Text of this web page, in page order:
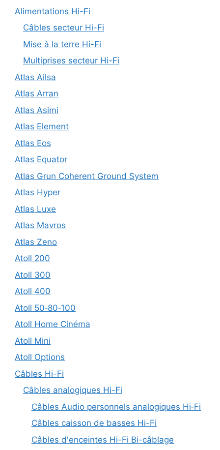
Alimentations Hi-Fi
Câbles secteur Hi-Fi
Mise à la terre Hi-Fi
Multiprises secteur Hi-Fi
Atlas Ailsa
Atlas Arran
Atlas Asimi
Atlas Element
Atlas Eos
Atlas Equator
Atlas Grun Coherent Ground System
Atlas Hyper
Atlas Luxe
Atlas Mavros
Atlas Zeno
Atoll 200
Atoll 300
Atoll 400
Atoll 50‑80‑100
Atoll Home Cinéma
Atoll Mini
Atoll Options
Câbles Hi-Fi
Câbles analogiques Hi-Fi
Câbles Audio personnels analogiques Hi‑Fi
Câbles caisson de basses Hi-Fi
Câbles d'enceintes Hi-Fi Bi-câblage